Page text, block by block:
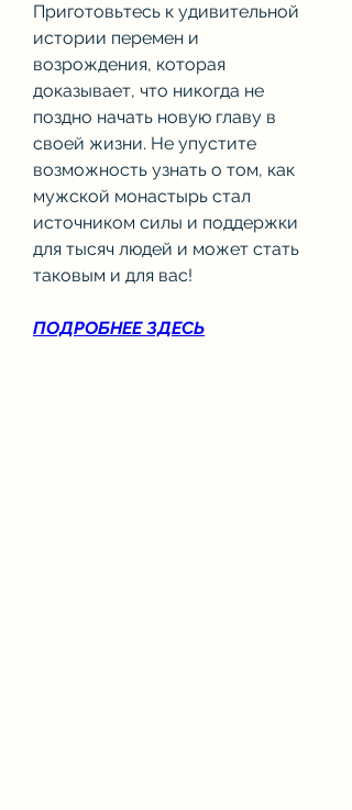
Приготовьтесь к удивительной
истории перемен и
возрождения, которая
доказывает, что никогда не
поздно начать новую главу в
своей жизни. Не упустите
возможность узнать о том, как
мужской монастырь стал
источником силы и поддержки
для тысяч людей и может стать
таковым и для вас!
ПОДРОБНЕЕ ЗДЕСЬ